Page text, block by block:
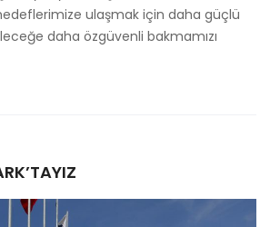
ulaşmak için daha güçlü
daha özgüvenli bakmamızı